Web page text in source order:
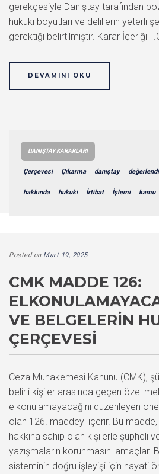
gerekçesiyle Danıştay tarafından
hukuki boyutları ve delillerin yeterli
gerektiği belirtilmiştir. Karar İçeriği
DEVAMINI OKU
DANIŞTAY KARARLARI
Çerçevesi Çıkarma danıştay
hakkında hukuki İrtibat İşlemi kamu
Posted on Mart 19, 2025
CMK MADDE 126:
VE BELGELERIN
ÇERÇEVESI
Ceza Muhakemesi Kanunu (CMK),
belirli kişiler arasında geçen özel
elkonulamayacağını düzenleyen
olan 126. maddeyi içerir. Bu madde,
hakkına sahip olan kişilerle şüpheli
yazışmaların korunmasını amaçlar.
sisteminin doğru işleyişi için hayati